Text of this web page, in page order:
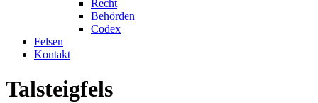
Recht
Behörden
Codex
Felsen
Kontakt
Talsteigfels